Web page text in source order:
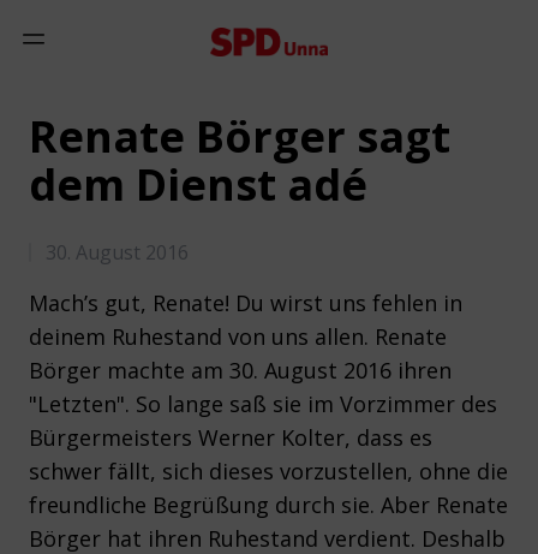
Mobiles Menü anzeigen
Renate Börger sagt
dem Dienst adé
30. August 2016
Mach’s gut, Renate! Du wirst uns fehlen in
deinem Ruhestand von uns allen. Renate
Börger machte am 30. August 2016 ihren
"Letzten". So lange saß sie im Vorzimmer des
Bürgermeisters Werner Kolter, dass es
schwer fällt, sich dieses vorzustellen, ohne die
freundliche Begrüßung durch sie. Aber Renate
Börger hat ihren Ruhestand verdient. Deshalb